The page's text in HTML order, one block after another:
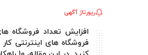
رپورتاژ آگهی
افزایش تعداد فروشگاه
فروشگاه های اینترنتی